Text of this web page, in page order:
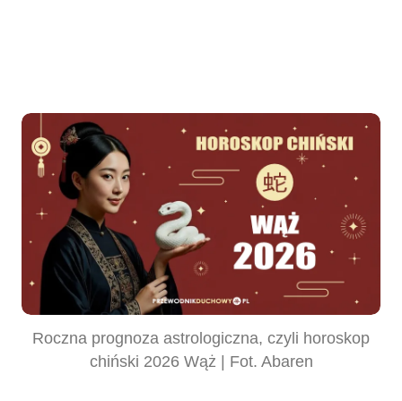
Roczna prognoza astrologiczna, czyli horoskop
chiński 2026 Wąż | Fot. Abaren